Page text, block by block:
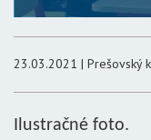
23.03.2021 | Prešovský
Ilustračné foto.